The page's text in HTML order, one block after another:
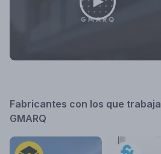
Fabricantes con los que trabaja
GMARQ